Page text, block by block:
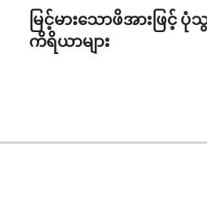
မြင့်မားသောဖိအားဖြင့်
ကိရိယာများ